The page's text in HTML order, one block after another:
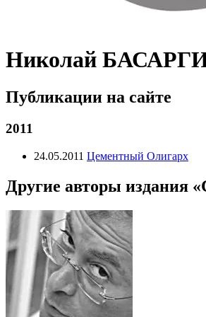
Николай
Публикации на сайте
2011
24.05.2011 Цементный Олигарх
Другие авторы издания